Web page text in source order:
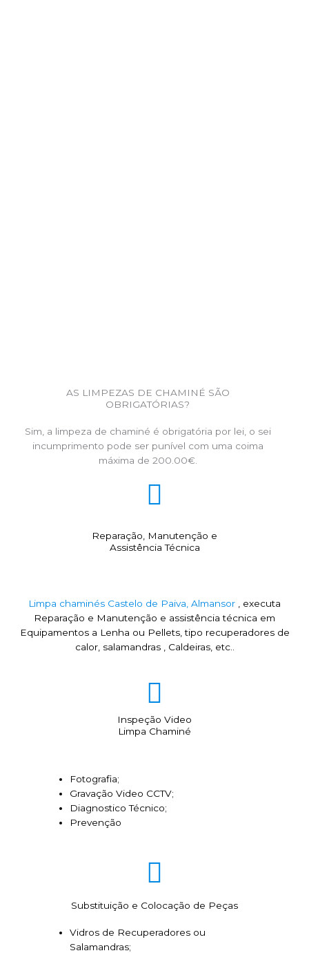
AS LIMPEZAS DE CHAMINÉ SÃO
OBRIGATÓRIAS?
Sim, a limpeza de chaminé é obrigatória por lei, o sei
incumprimento pode ser punível com uma coima
máxima de 200.00€.
Reparação, Manutenção e
Assistência Técnica
Limpa chaminés Castelo de Paiva, Almansor , executa
Reparação e Manutenção e assistência técnica em
Equipamentos a Lenha ou Pellets, tipo recuperadores de
calor, salamandras , Caldeiras, etc..
Inspeção Video
Limpa Chaminé
Fotografia;
Gravação Video CCTV;
Diagnostico Técnico;
Prevenção
Substituição e Colocação de Peças
Vidros de Recuperadores ou
Salamandras;